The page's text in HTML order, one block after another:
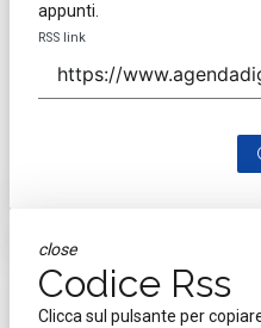
appunti.
RSS link
close
Codice Rss
Clicca sul pulsante per